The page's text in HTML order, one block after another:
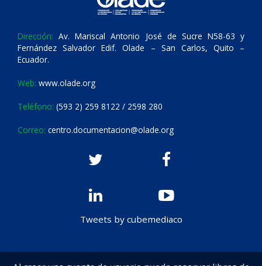
Dirección: Av. Mariscal Antonio José de Sucre N58-63 y
Fernández Salvador Edif. Olade – San Carlos, Quito –
Ecuador.
Web: www.olade.org
Teléfono: (593 2) 259 8122 / 2598 280
Correo: centro.documentacion@olade.org
Tweets by cubemediaco